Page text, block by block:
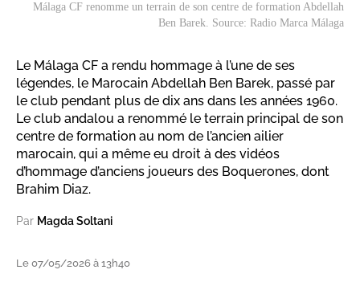
Málaga CF renomme un terrain de son centre de formation Abdellah
Ben Barek. Source: Radio Marca Málaga
Le Málaga CF a rendu hommage à l’une de ses
légendes, le Marocain Abdellah Ben Barek, passé par
le club pendant plus de dix ans dans les années 1960.
Le club andalou a renommé le terrain principal de son
centre de formation au nom de l’ancien ailier
marocain, qui a même eu droit à des vidéos
d’hommage d’anciens joueurs des Boquerones, dont
Brahim Diaz.
Par Magda Soltani
Le 07/05/2026 à 13h40